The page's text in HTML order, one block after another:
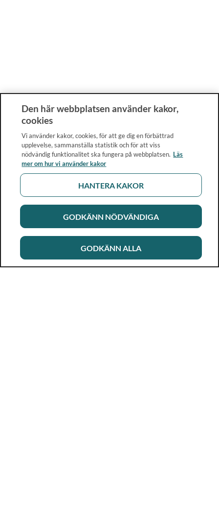
Den här webbplatsen använder kakor,
cookies
Vi använder kakor, cookies, för att ge dig en förbättrad
upplevelse, sammanställa statistik och för att viss
nödvändig funktionalitet ska fungera på webbplatsen. Läs
mer om hur vi använder kakor
HANTERA KAKOR
GODKÄNN NÖDVÄNDIGA
GODKÄNN ALLA